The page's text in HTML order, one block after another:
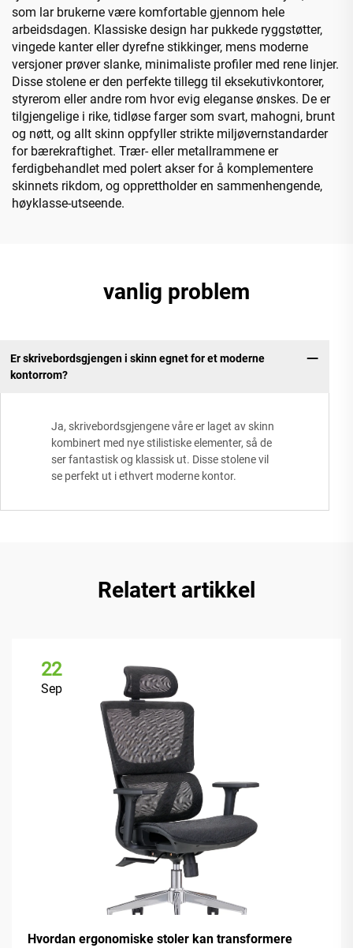
som lar brukerne være komfortable gjennom hele
arbeidsdagen. Klassiske design har pukkede ryggstøtter,
vingede kanter eller dyrefne stikkinger, mens moderne
versjoner prøver slanke, minimaliste profiler med rene linjer.
Disse stolene er den perfekte tillegg til eksekutivkontorer,
styrerom eller andre rom hvor evig eleganse ønskes. De er
tilgjengelige i rike, tidløse farger som svart, mahogni, brunt
og nøtt, og allt skinn oppfyller strikte miljøvernstandarder
for bærekraftighet. Trær- eller metallrammene er
ferdigbehandlet med polert akser for å komplementere
skinnets rikdom, og opprettholder en sammenhengende,
høyklasse-utseende.
vanlig problem
Er skrivebordsgjengen i skinn egnet for et moderne
kontorrom?
Ja, skrivebordsgjengene våre er laget av skinn
kombinert med nye stilistiske elementer, så de
ser fantastisk og klassisk ut. Disse stolene vil
se perfekt ut i ethvert moderne kontor.
Relatert artikkel
22
Sep
Hvordan ergonomiske stoler kan transformere